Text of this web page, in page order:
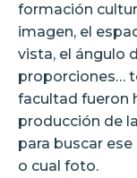
formación
imagen, el
vista, el ángulo
proporciones…
facultad fueron
producción de
para buscar
o cual foto.